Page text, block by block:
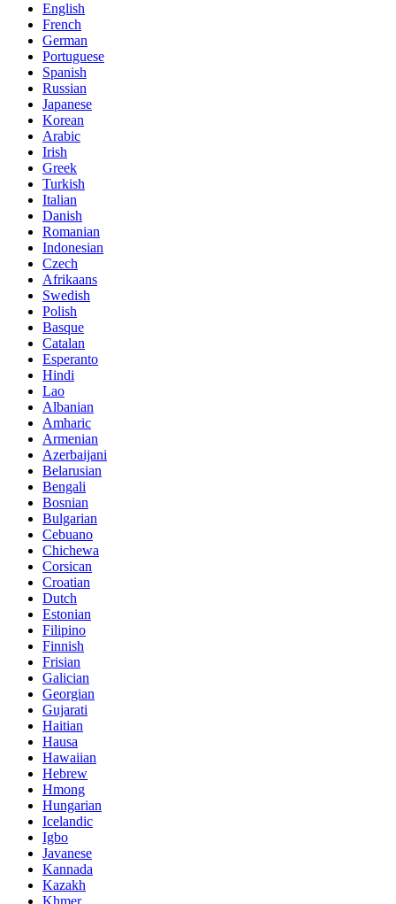
English
French
German
Portuguese
Spanish
Russian
Japanese
Korean
Arabic
Irish
Greek
Turkish
Italian
Danish
Romanian
Indonesian
Czech
Afrikaans
Swedish
Polish
Basque
Catalan
Esperanto
Hindi
Lao
Albanian
Amharic
Armenian
Azerbaijani
Belarusian
Bengali
Bosnian
Bulgarian
Cebuano
Chichewa
Corsican
Croatian
Dutch
Estonian
Filipino
Finnish
Frisian
Galician
Georgian
Gujarati
Haitian
Hausa
Hawaiian
Hebrew
Hmong
Hungarian
Icelandic
Igbo
Javanese
Kannada
Kazakh
Khmer